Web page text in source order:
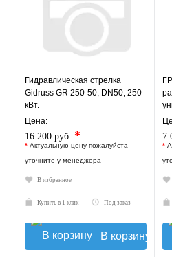
Гидравлическая стрелка
Gidruss GR 250-50, DN50, 250
кВт.
Цена:
16 200 руб. *
* Актуальную цену пожалуйста
уточните у менеджера
В избранное
Купить в 1 клик Под заказ
В корзину
7
*